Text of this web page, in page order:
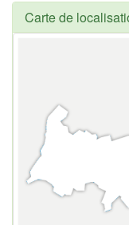
Carte de